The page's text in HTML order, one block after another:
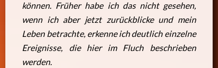
können. Früher habe ich das nicht gesehen,
wenn ich aber jetzt zurückblicke und mein
Leben betrachte, erkenne ich deutlich einzelne
Ereignisse, die hier im Fluch beschrieben
werden.